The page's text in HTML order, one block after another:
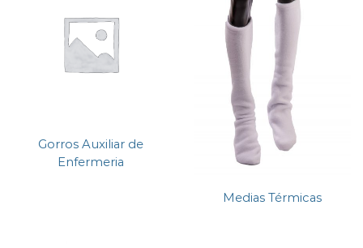
Gorros Auxiliar de
Enfermeria
Medias Térmicas